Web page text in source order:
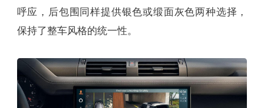
呼应，后包围同样提供银色或缎面灰色两种选择，
保持了整车风格的统一性。